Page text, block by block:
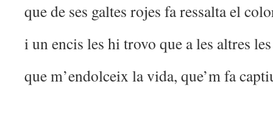
que de ses galtes rojes fa ressalta el
i un encis les hi trovo que a les altres
que m’endolceix la vida, que’m fa